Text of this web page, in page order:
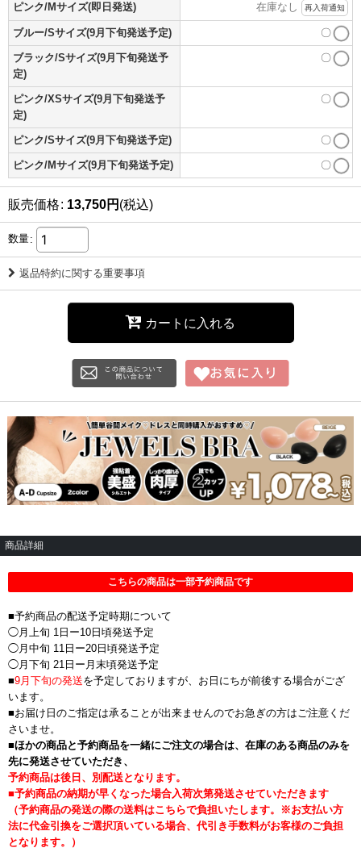
ピンク/Mサイズ(即日発送) 在庫なし 再入荷通知
ブルー/Sサイズ(9月下旬発送予定) 〇
ブラック/Sサイズ(9月下旬発送予
定)
〇
ピンク/XSサイズ(9月下旬発送予
定)
〇
ピンク/Sサイズ(9月下旬発送予定) 〇
ピンク/Mサイズ(9月下旬発送予定) 〇
販売価格: 13,750円 (税込)
数量:
返品特約に関する重要事項
カートに入れる
商品詳細
こちらの商品は一部予約商品です
■予約商品の配送予定時期について
◯月上旬 1日ー10日頃発送予定
◯月中旬 11日ー20日頃発送予定
◯月下旬 21日ー月末頃発送予定
■9月下旬の発送を予定しておりますが、お日にちが前後する場合がござ
います。
■お届け日のご指定は承ることが出来ませんのでお急ぎの方はご注意くだ
さいませ。
■ほかの商品と予約商品を一緒にご注文の場合は、在庫のある商品のみを
先に発送させていただき、
予約商品は後日、別配送となります。
■予約商品の納期が早くなった場合入荷次第発送させていただきます
（予約商品の発送の際の送料はこちらで負担いたします。※お支払い方
法に代金引換をご選択頂いている場合、代引き手数料がお客様のご負担
となります。）